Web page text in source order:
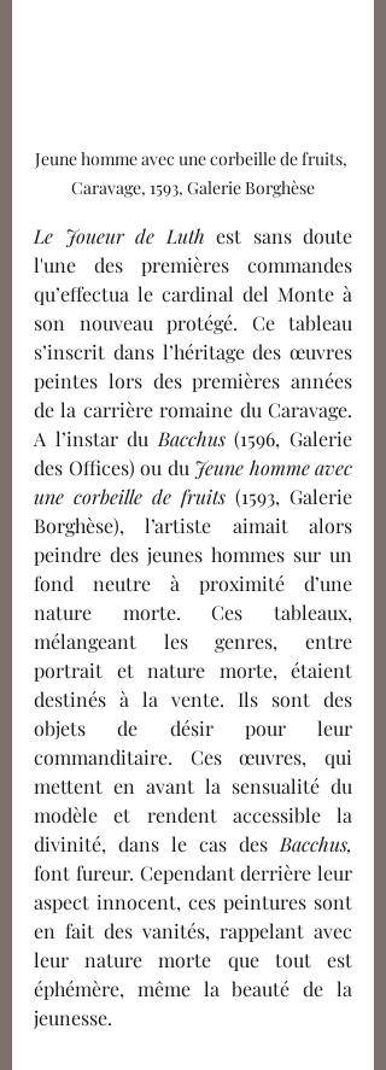
Jeune homme avec une corbeille de fruits,
Caravage, 1593, Galerie Borghèse
Le Joueur de Luth est sans doute
l'une des premières commandes
qu’effectua le cardinal del Monte à
son nouveau protégé. Ce tableau
s’inscrit dans l’héritage des œuvres
peintes lors des premières années
de la carrière romaine du Caravage.
A l’instar du Bacchus (1596, Galerie
des Offices) ou du Jeune homme avec
une corbeille de fruits (1593, Galerie
Borghèse), l’artiste aimait alors
peindre des jeunes hommes sur un
fond neutre à proximité d’une
nature morte. Ces tableaux,
mélangeant les genres, entre
portrait et nature morte, étaient
destinés à la vente. Ils sont des
objets de désir pour leur
commanditaire. Ces œuvres, qui
mettent en avant la sensualité du
modèle et rendent accessible la
divinité, dans le cas des
font fureur. Cependant derrière leur
aspect innocent, ces peintures sont
en fait des vanités, rappelant avec
leur nature morte que tout est
éphémère, même la beauté de la
jeunesse.